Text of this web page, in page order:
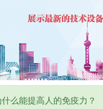
么能提高人的免疫力？